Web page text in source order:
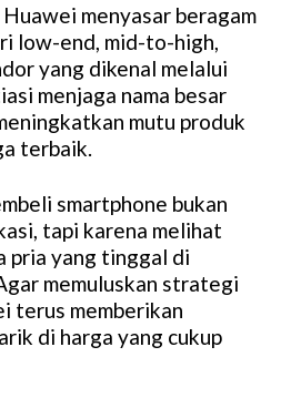
menyasar beragam
low-end, mid-to-high,
yang dikenal melalui
menjaga nama besar
mutu produk
terbaik.
smartphone bukan
tapi karena melihat
pria yang tinggal di
memuluskan strategi
terus memberikan
di harga yang cukup